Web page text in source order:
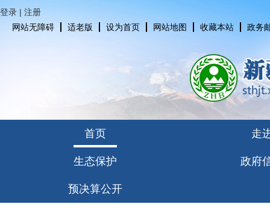
登录 | 注册
网站无障碍
适老版 设为首页 网站地图 收藏本站 政务
首页 走
生态保护 政府
预决算公开